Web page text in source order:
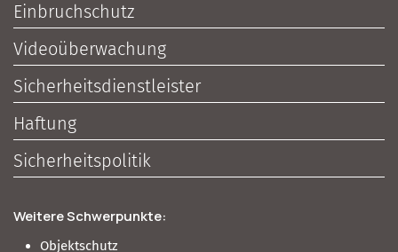
Einbruchschutz
Videoüberwachung
Sicherheitsdienstleister
Haftung
Sicherheitspolitik
Weitere Schwerpunkte:
Objektschutz